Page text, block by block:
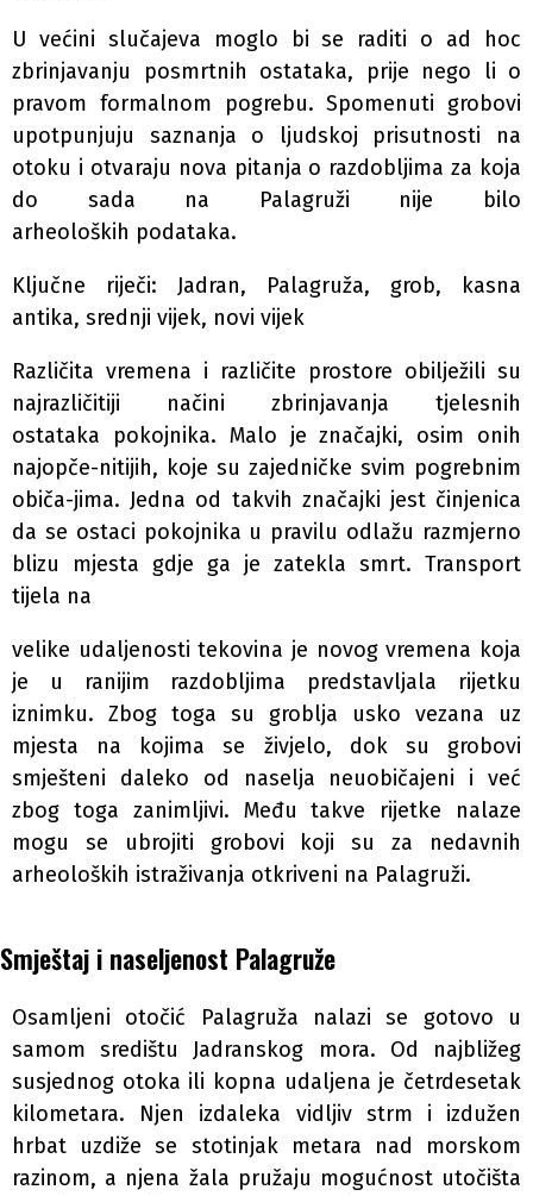
U većini slučajeva moglo bi se raditi o ad hoc
zbrinjavanju posmrtnih ostataka, prije nego li o
pravom formalnom pogrebu. Spomenuti grobovi
upotpunjuju saznanja o ljudskoj prisutnosti na
otoku i otvaraju nova pitanja o razdobljima za koja
do sada na Palagruži nije bilo
arheoloških podataka.
Ključne riječi: Jadran, Palagruža, grob, kasna
antika, srednji vijek, novi vijek
Različita vremena i različite prostore obilježili su
najrazličitiji načini zbrinjavanja tjelesnih
ostataka pokojnika. Malo je značajki, osim onih
najopče-nitijih, koje su zajedničke svim pogrebnim
običa-jima. Jedna od takvih značajki jest činjenica
da se ostaci pokojnika u pravilu odlažu razmjerno
blizu mjesta gdje ga je zatekla smrt. Transport
tijela na
velike udaljenosti tekovina je novog vremena koja
je u ranijim razdobljima predstavljala rijetku
iznimku. Zbog toga su groblja usko vezana uz
mjesta na kojima se živjelo, dok su grobovi
smješteni daleko od naselja neuobičajeni i već
zbog toga zanimljivi. Među takve rijetke nalaze
mogu se ubrojiti grobovi koji su za nedavnih
arheoloških istraživanja otkriveni na Palagruži.
Smještaj i naseljenost Palagruže
Osamljeni otočić Palagruža nalazi se gotovo u
samom središtu Jadranskog mora. Od najbližeg
susjednog otoka ili kopna udaljena je četrdesetak
kilometara. Njen izdaleka vidljiv strm i izdužen
hrbat uzdiže se stotinjak metara nad morskom
razinom, a njena žala pružaju mogućnost utočišta